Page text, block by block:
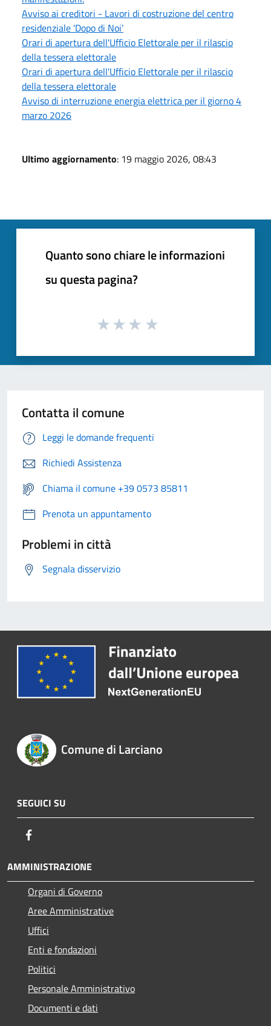
Avviso ai creditori - Lavori di costruzione del centro
residenziale 'Dopo di Noi'
Orari di apertura dell'Ufficio Elettorale per il rilascio
della tessera elettorale
Orari di apertura dell'Ufficio Elettorale per il rilascio
della tessera elettorale
Avviso di interruzione energia elettrica per il giorno 4
marzo 2026
Ultimo aggiornamento: 19 maggio 2026, 08:43
Quanto sono chiare le informazioni
su questa pagina?
Contatta il comune
Leggi le domande frequenti
Richiedi Assistenza
Chiama il comune +39 0573 85811
Prenota un appuntamento
Problemi in città
Segnala disservizio
Comune di Larciano
SEGUICI SU
AMMINISTRAZIONE
Organi di Governo
Aree Amministrative
Uffici
Enti e fondazioni
Politici
Personale Amministrativo
Documenti e dati